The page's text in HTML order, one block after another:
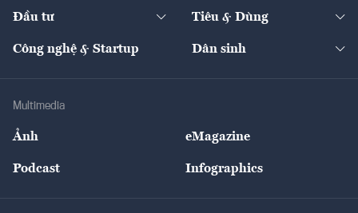
Quản trị số
Tư vấn
Thị trường
Nông sản
The Guide
Đầu tư Tiêu & Dùng
Giải trí
Công nghệ & Startup Dân sinh
Multimedia
Ảnh eMagazine
Podcast Infographics